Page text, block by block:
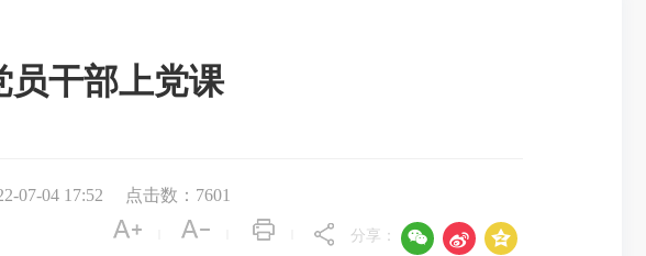
员干部上党课
07-04 17:52 点击数： 7601
分享：   